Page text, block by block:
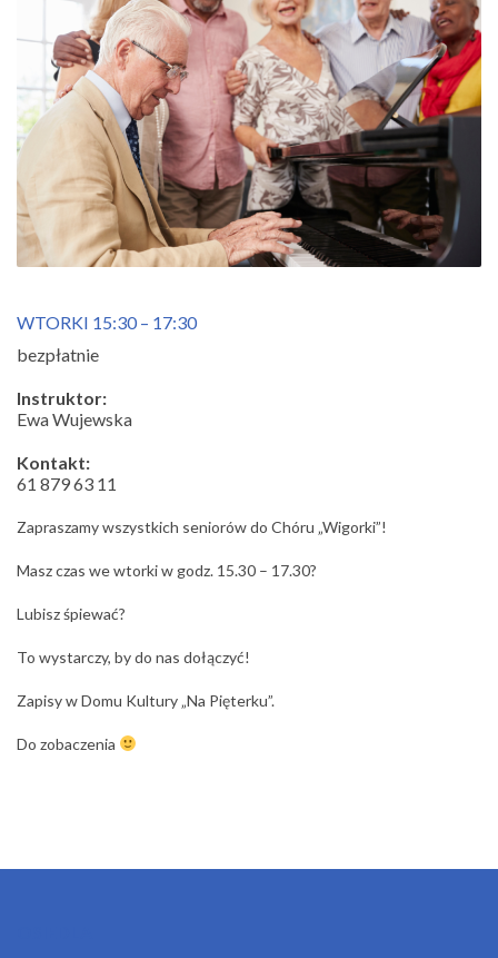
WTORKI 15:30 – 17:30
bezpłatnie
Instruktor:
Ewa Wujewska
Kontakt:
61 879 63 11
Zapraszamy wszystkich seniorów do Chóru „Wigorki”!
Masz czas we wtorki w godz. 15.30 – 17.30?
Lubisz śpiewać?
To wystarczy, by do nas dołączyć!
Zapisy w Domu Kultury „Na Pięterku”.
Do zobaczenia